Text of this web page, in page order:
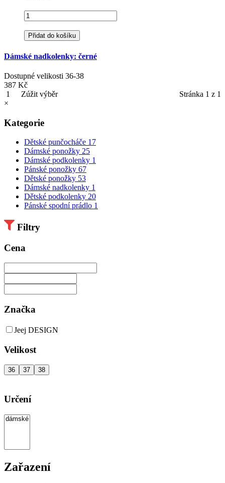
Přidat do košíku
Dámské nadkolenky: černé
Dostupné velikosti 36-38
387 Kč
1
Stránka 1 z 1
Zúžit výběr
×
Kategorie
Dětské punčocháče 17
Dámské ponožky 25
Dámské podkolenky 1
Pánské ponožky 67
Dětské ponožky 53
Dámské nadkolenky 1
Dětské podkolenky 20
Pánské spodní prádlo 1
Filtry
Cena
Značka
Jeej DESIGN
Velikost
36 37 38
Určení
Zařazení